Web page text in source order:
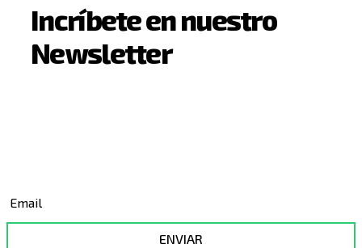
Incríbete en nuestro
Newsletter
ENVIAR